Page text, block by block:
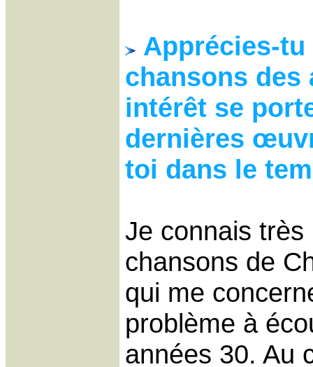
Apprécies-
chansons des
intérêt se
dernières
toi dans le
Je connais
chansons de
qui me
problème à
années 30. Au